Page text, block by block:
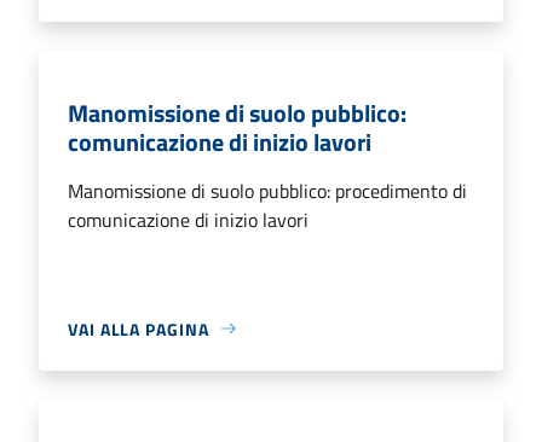
Manomissione di suolo pubblico:
comunicazione di inizio lavori
Manomissione di suolo pubblico: procedimento di
comunicazione di inizio lavori
VAI ALLA PAGINA